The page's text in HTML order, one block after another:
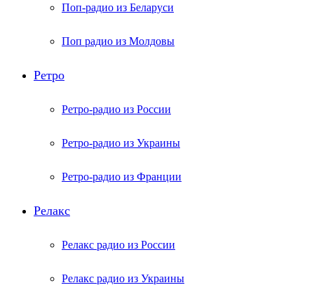
Поп-радио из Беларуси
Поп радио из Молдовы
Ретро
Ретро-радио из России
Ретро-радио из Украины
Ретро-радио из Франции
Релакс
Релакс радио из России
Релакс радио из Украины